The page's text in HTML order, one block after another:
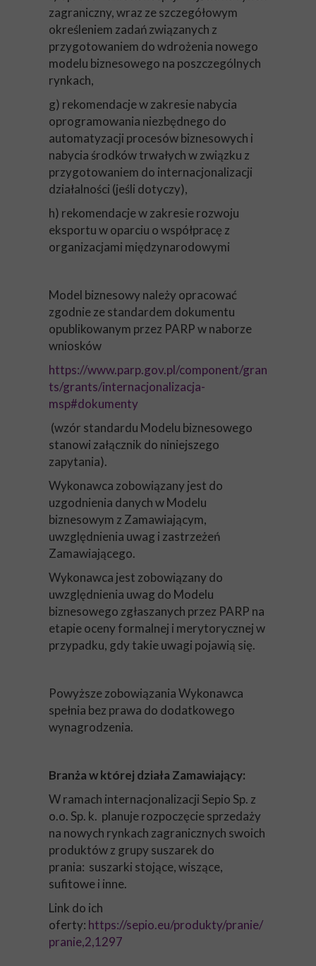
zagraniczny, wraz ze szczegółowym
określeniem zadań związanych z
przygotowaniem do wdrożenia nowego
modelu biznesowego na poszczególnych
rynkach,
g) rekomendacje w zakresie nabycia
oprogramowania niezbędnego do
automatyzacji procesów biznesowych i
nabycia środków trwałych w związku z
przygotowaniem do internacjonalizacji
działalności (jeśli dotyczy),
h) rekomendacje w zakresie rozwoju
eksportu w oparciu o współpracę z
organizacjami międzynarodowymi
Model biznesowy należy opracować
zgodnie ze standardem dokumentu
opublikowanym przez PARP w naborze
wniosków
https://www.parp.gov.pl/component/gran
ts/grants/internacjonalizacja-
msp#dokumenty
(wzór standardu Modelu biznesowego
stanowi załącznik do niniejszego
zapytania).
Wykonawca zobowiązany jest do
uzgodnienia danych w Modelu
biznesowym z Zamawiającym,
uwzględnienia uwag i zastrzeżeń
Zamawiającego.
Wykonawca jest zobowiązany do
uwzględnienia uwag do Modelu
biznesowego zgłaszanych przez PARP na
etapie oceny formalnej i merytorycznej w
przypadku, gdy takie uwagi pojawią się.
Powyższe zobowiązania Wykonawca
spełnia bez prawa do dodatkowego
wynagrodzenia.
Branża w której działa Zamawiający:
W ramach internacjonalizacji Sepio Sp. z
o.o. Sp. k. planuje rozpoczęcie sprzedaży
na nowych rynkach zagranicznych swoich
produktów z grupy suszarek do
prania: suszarki stojące, wiszące,
sufitowe i inne.
Link do ich
oferty: https://sepio.eu/produkty/pranie/
pranie,2,1297